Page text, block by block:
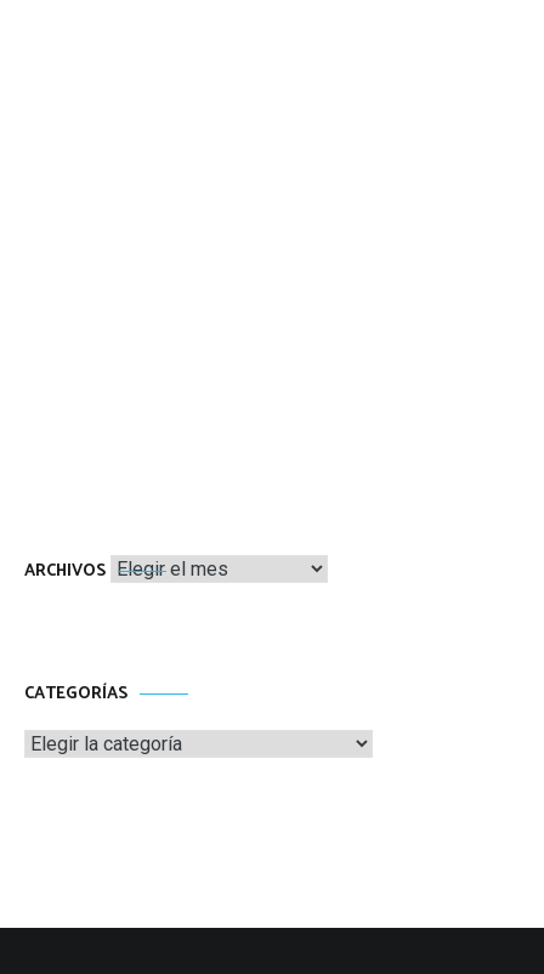
ARCHIVOS Archivos
CATEGORÍAS
Categorías